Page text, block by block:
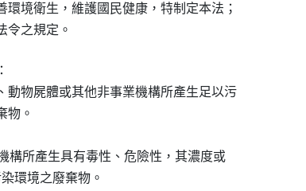
境衛生，維護國民健康，特制定本法；
動物屍體或其他非事業機構所產生足以污
物。
構所產生具有毒性、危險性，其濃度或
染環境之廢棄物。